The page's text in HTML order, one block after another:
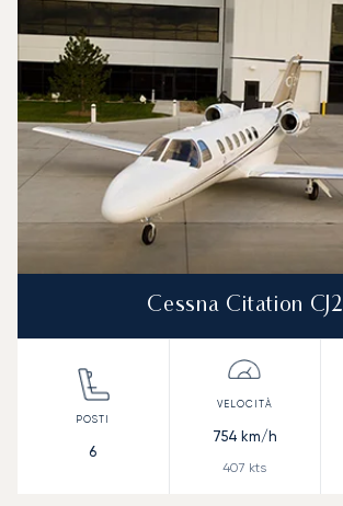
Cessna Citation CJ2
6
754 km/h
407 kts